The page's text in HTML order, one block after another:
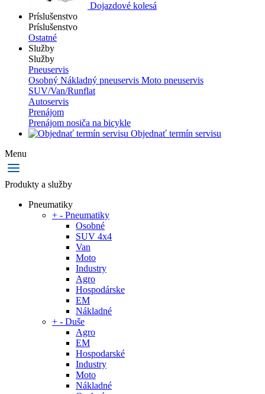
Dojazdové kolesá
Príslušenstvo
Príslušenstvo
Ostatné
Služby
Služby
Pneuservis
Osobný Nákladný pneuservis Moto pneuservis
SUV/Van/Runflat
Autoservis
Prenájom
Prenájom nosiča na bicykle
Objednať termín servisu
Menu
Produkty a služby
Pneumatiky
+ - Pneumatiky
Osobné
SUV 4x4
Van
Moto
Industry
Agro
Hospodárske
EM
Nákladné
+ - Duše
Agro
EM
Hospodarské
Industry
Moto
Nákladné